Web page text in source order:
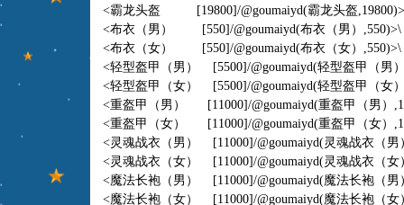
<霸龙头盔 [19800]/@goumaiyd(霸龙头盔
<布衣（男） [550]/@goumaiyd(布衣（男）,550)>\
<布衣（女） [550]/@goumaiyd(布衣（女）,550)>\
<轻型盔甲（男） [5500]/@goumaiyd(轻型盔甲（男
<轻型盔甲（女） [5500]/@goumaiyd(轻型盔甲（女
<重盔甲（男） [11000]/@goumaiyd(重盔甲（男）
<重盔甲（女） [11000]/@goumaiyd(重盔甲（女）
<灵魂战衣（男） [11000]/@goumaiyd(灵魂战衣（男
<灵魂战衣（女） [11000]/@goumaiyd(灵魂战衣（女
<魔法长袍（男） [11000]/@goumaiyd(魔法长袍（男
<魔法长袍（女） [11000]/@goumaiyd(魔法长袍（女